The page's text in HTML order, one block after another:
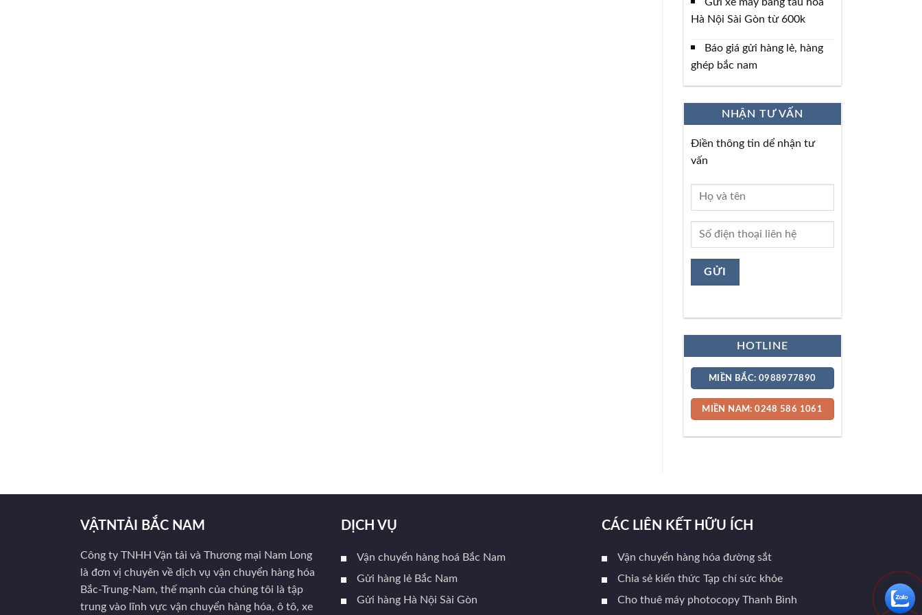
Hà Nội Sài Gòn từ 600k
Báo giá gửi hàng lẻ, hàng
ghép bắc nam
NHẬN TƯ VẤN
Điền thông tin dể nhận tư
vấn
HOTLINE
MIỀN BẮC: 0988977890
MIỀN NAM: 0248 586 1061
VẬTNTẢI BẮC NAM
Công ty TNHH Vận tải và Thương mại Nam Long
là đơn vị chuyên về dịch vụ vận chuyển hàng hóa
Bắc-Trung-Nam, thế mạnh của chúng tôi là tập
trung vào lĩnh vực vận chuyển hàng hóa, ô tô, xe
DỊCH VỤ
Vận chuyển hàng hoá Bắc Nam
Gửi hàng lẻ Bắc Nam
Gửi hàng Hà Nội Sài Gòn
CÁC LIÊN KẾT HỮU ÍCH
Vận chuyển hàng hóa đường sắt
Chia sẻ kiến thức Tạp chí sức khỏe
Cho thuê máy photocopy Thanh Bình